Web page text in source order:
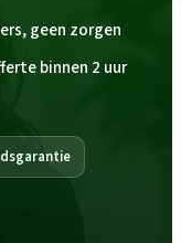
geen zorgen
binnen 2 uur